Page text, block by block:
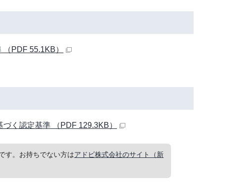
PDF 55.1KB）
く認定基準 （PDF 129.3KB）
す。お持ちでない方はアドビ株式会社のサイト（新